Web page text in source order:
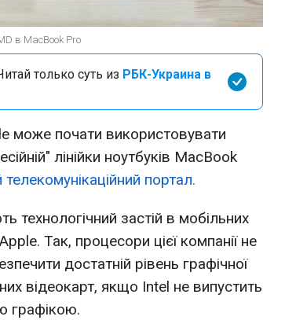
в MacBook Pro
только суть из РБК-Украина в
може почати використовувати
лінійки ноутбуків MacBook
портал.
технологічний застій в мобільних
Так, процесори цієї компанії не
достатній рівень графічної
відеокарт, якщо Intel не випустить
графікою.